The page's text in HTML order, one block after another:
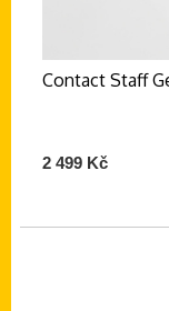
Contact Staff
2 499 Kč